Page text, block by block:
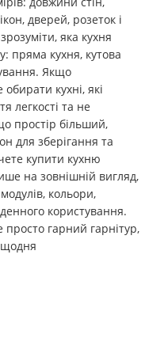
дверей, розеток і
яка кухня
пряма кухня, кутова
Якщо
кухні, які
легкості та не
простір більший,
для зберігання та
купити кухню
на зовнішній вигляд,
кольори,
користування.
просто гарний гарнітур,
щодня